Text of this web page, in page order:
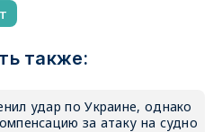
также:
удар по Украине, однако
за атаку на судно